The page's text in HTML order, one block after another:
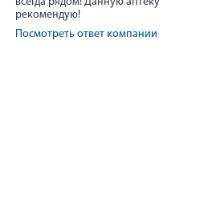
рекомендую!
Посмотреть ответ компании